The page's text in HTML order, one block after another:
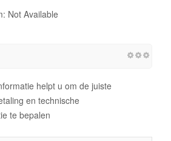
Not Available
helpt u om de juiste
en technische
te bepalen